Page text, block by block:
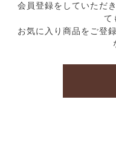
会員登録をしていただ
て
お気に入り商品をご登